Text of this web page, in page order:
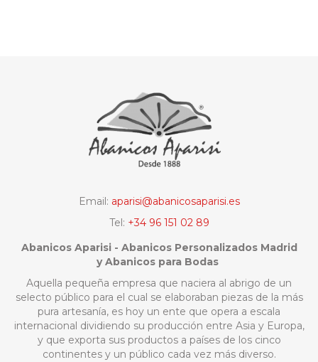
Email: aparisi@abanicosaparisi.es
Tel: +34 96 151 02 89
Abanicos Aparisi - Abanicos Personalizados Madrid
y Abanicos para Bodas
Aquella pequeña empresa que naciera al abrigo de un
selecto público para el cual se elaboraban piezas de la más
pura artesanía, es hoy un ente que opera a escala
internacional dividiendo su producción entre Asia y Europa,
y que exporta sus productos a países de los cinco
continentes y un público cada vez más diverso.